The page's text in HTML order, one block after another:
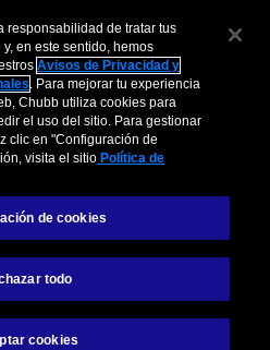
Cookies
“Chubb”) también utilizamos
pequeño archivo de texto que
en un dispositivo con
responsabilidad de tratar tus
en este sentido, hemos
Avisos de Privacidad y
. Para mejorar tu experiencia
Chubb utiliza cookies para
el uso del sitio. Para gestionar
clic en "Configuración de
visita el sitio Política de
de cookies
todo
cookies